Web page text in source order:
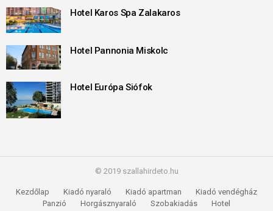
Hotel Karos Spa Zalakaros
Hotel Pannonia Miskolc
Hotel Európa Siófok
© 2019 szallahirdeto.hu
Kezdőlap Kiadó nyaraló Kiadó apartman
Kiadó vendégház
Panzió
Horgásznyaraló Szobakiadás
Hotel